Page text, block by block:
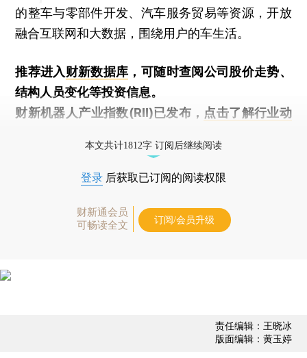
的整车与零部件开发、汽车服务贸易等资源，开放
融合互联网和大数据，围绕用户的车生活。
推荐进入财新数据库 ，可随时查阅公司股价走势、
结构人员变化等投资信息。
财新机器人产业指数(RII)已发布， 点击了解行业动
本文共计1812字 订阅后继续阅读
登录 后获取已订阅的阅读权限
财新通会员
可畅读全文
订阅/会员升级
责任编辑：王晓冰
版面编辑：黄玉婷